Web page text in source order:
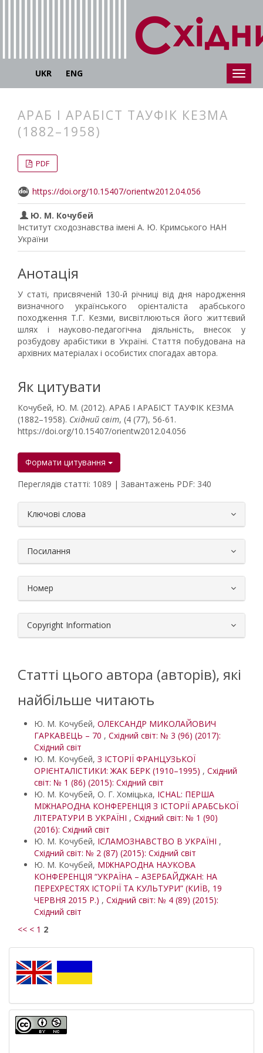
UKR ENG
АРАБ І АРАБІСТ ТАУФІК КЕЗМА
(1882–1958)
PDF
https://doi.org/10.15407/orientw2012.04.056
Ю. М. Кочубей
Інститут сходознавства імені А. Ю. Кримського НАН
України
Анотація
У статі, присвяченій 130-й річниці від дня народження
визначного українського орієнталіста арабського
походження Т.Г. Кезми, висвітлюються його життєвий
шлях і науково-педагогічна діяльність, внесок у
розбудову арабістики в Україні. Стаття побудована на
архівних матеріалах і особистих спогадах автора.
Як цитувати
Кочубей, Ю. М. (2012). АРАБ І АРАБІСТ ТАУФІК КЕЗМА
(1882–1958). Східний світ, (4 (77), 56-61.
https://doi.org/10.15407/orientw2012.04.056
Формати цитування
Переглядів статті: 1089 | Завантажень PDF: 340
Ключові слова
Посилання
Номер
Copyright Information
Статті цього автора (авторів), які
найбільше читають
Ю. М. Кочубей, ОЛЕКСАНДР МИКОЛАЙОВИЧ
ГАРКАВЕЦЬ – 70 , Східний світ: № 3 (96) (2017):
Східний світ
Ю. М. Кочубей, З ІСТОРІЇ ФРАНЦУЗЬКОЇ
ОРІЄНТАЛІСТИКИ: ЖАК БЕРК (1910–1995) , Східний
світ: № 1 (86) (2015): Східний світ
Ю. М. Кочубей, О. Г. Хоміцька, ICHAL: ПЕРША
МІЖНАРОДНА КОНФЕРЕНЦІЯ З ІСТОРІЇ АРАБСЬКОЇ
ЛІТЕРАТУРИ В УКРАЇНІ , Східний світ: № 1 (90)
(2016): Східний світ
Ю. М. Кочубей, ІСЛАМОЗНАВСТВО В УКРАЇНІ ,
Східний світ: № 2 (87) (2015): Східний світ
Ю. М. Кочубей, МІЖНАРОДНА НАУКОВА
КОНФЕРЕНЦІЯ “УКРАЇНА – АЗЕРБАЙДЖАН: НА
ПЕРЕХРЕСТЯХ ІСТОРІЇ ТА КУЛЬТУРИ” (КИЇВ, 19
ЧЕРВНЯ 2015 Р.) , Східний світ: № 4 (89) (2015):
Східний світ
<< < 1 2